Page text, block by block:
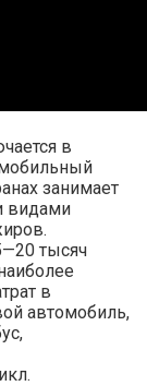
в
занимает
видами
тысяч
в
автомобиль,